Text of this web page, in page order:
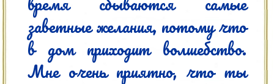
заветные желания, потому что
в дом приходит волшебство.
Мне очень приятно, что ты